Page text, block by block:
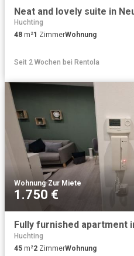
Huchting
48 m²1 ZimmerWohnung
Seit 2 Wochen bei Rentola
Wohnung·Zur Miete
1.750 €
Fully furnished apartment
Huchting
45 m²2 ZimmerWohnung